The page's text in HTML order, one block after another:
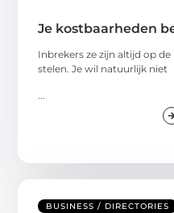
Je kostbaarheden
Inbrekers ze zijn altijd op
stelen. Je wil natuurlijk niet
BUSINESS / DIRECTORIES